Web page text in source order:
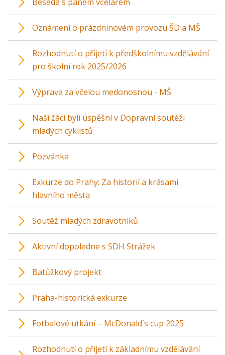
Oznámení o prázdninovém provozu ŠD a MŠ
Rozhodnutí o přijetí k předškolnímu vzdělávání
pro školní rok 2025/2026
Výprava za včelou medonosnou - MŠ
Naši žáci byli úspěšní v Dopravní soutěži
mladých cyklistů
Pozvánka
Exkurze do Prahy: Za historií a krásami
hlavního města
Soutěž mladých zdravotníků
Aktivní dopoledne s SDH Strážek
Batůžkový projekt
Praha-historická exkurze
Fotbalové utkání – McDonald´s cup 2025
Rozhodnutí o přijetí k základnímu vzdělávání